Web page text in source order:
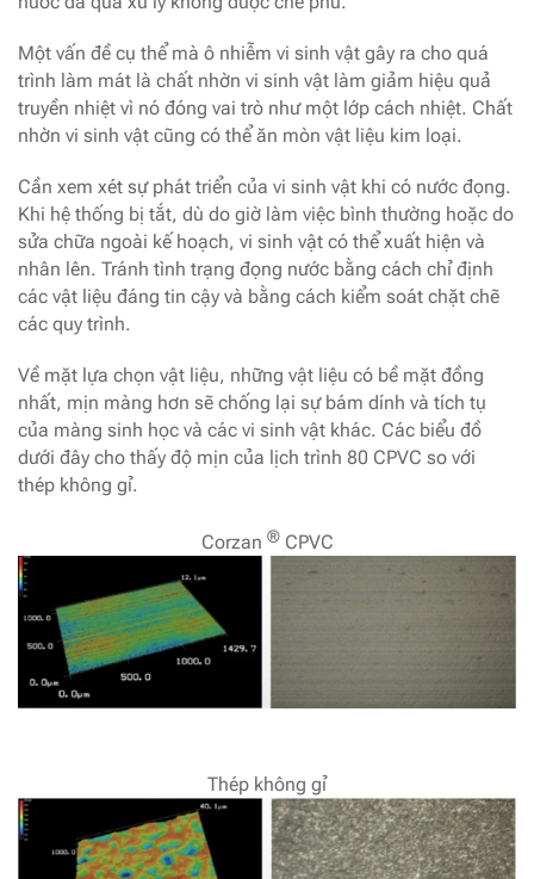
Một vấn đề cụ thể mà ô nhiễm vi sinh vật gây ra cho quá
trình làm mát là chất nhờn vi sinh vật làm giảm hiệu quả
truyền nhiệt vì nó đóng vai trò như một lớp cách nhiệt. Chất
nhờn vi sinh vật cũng có thể ăn mòn vật liệu kim loại.
Cần xem xét sự phát triển của vi sinh vật khi có nước đọng.
Khi hệ thống bị tắt, dù do giờ làm việc bình thường hoặc do
sửa chữa ngoài kế hoạch, vi sinh vật có thể xuất hiện và
nhân lên. Tránh tình trạng đọng nước bằng cách chỉ định
các vật liệu đáng tin cậy và bằng cách kiểm soát chặt chẽ
các quy trình.
Về mặt lựa chọn vật liệu, những vật liệu có bề mặt đồng
nhất, mịn màng hơn sẽ chống lại sự bám dính và tích tụ
của màng sinh học và các vi sinh vật khác. Các biểu đồ
dưới đây cho thấy độ mịn của lịch trình 80 CPVC so với
thép không gỉ.
Corzan ®CPVC
Thép không gỉ